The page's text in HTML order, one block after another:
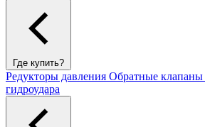
Где купить?
Редукторы давления Обратные клапаны
гидроудара